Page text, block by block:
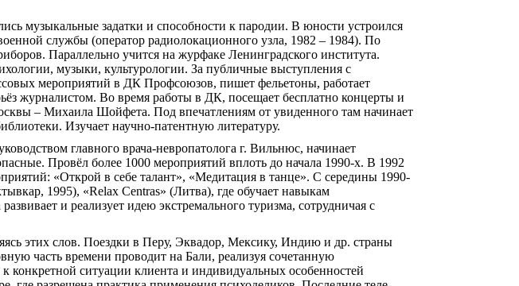
музыкальные задатки и способности к пародии. В юности устроился
службы (оператор радиолокационного узла, 1982 – 1984). По
Параллельно учится на журфаке Ленинградского института.
музыки, культурологии. За публичные выступления с
мероприятий в ДК Профсоюзов, пишет фельетоны, работает
журналистом. Во время работы в ДК, посещает бесплатно концерты и
– Михаила Шойфета. Под впечатлениям от увиденного там начинает
Изучает научно-патентную литературу.
главного врача-невропатолога г. Вильнюс, начинает
Провёл более 1000 мероприятий вплоть до начала 1990-х. В 1992
«Открой в себе талант», «Медитация в танце». С середины 1990-
1995), «Relax Centras» (Литва), где обучает навыкам
и реализует идею экстремального туризма, сотрудничая с
этих слов. Поездки в Перу, Эквадор, Мексику, Индию и др. страны
часть времени проводит на Бали, реализуя сочетанную
конкретной ситуации клиента и индивидуальных особенностей